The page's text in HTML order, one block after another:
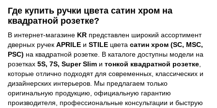
Где купить ручки цвета сатин хром на
квадратной розетке?
В интернет-магазине KR представлен широкий ассортимент
дверных ручек APRILE и STILE цвета сатин хром (SC, MSC,
PSC) на квадратной розетке. В каталоге доступны модели на
розетках 5S, 7S, Super Slim и тонкой квадратной розетке,
которые отлично подходят для современных, классических и
дизайнерских интерьеров. Мы предлагаем только
оригинальную продукцию, официальную гарантию
производителя, профессиональные консультации и быструю